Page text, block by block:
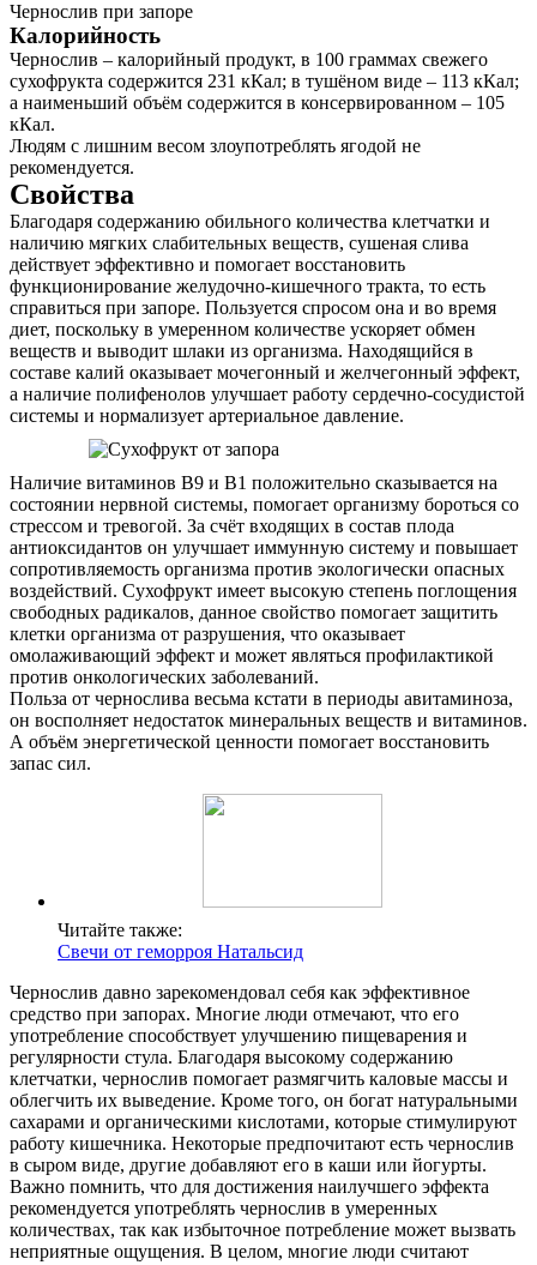
О нас
Услуги
Акции
Отзывы
Статьи
Контакты
Чернослив при запоре
Калорийность
Чернослив – калорийный продукт, в 100 граммах свежего
сухофрукта содержится 231 кКал; в тушёном виде – 113 кКал;
а наименьший объём содержится в консервированном – 105
кКал.
Людям с лишним весом злоупотреблять ягодой не
рекомендуется.
Свойства
Благодаря содержанию обильного количества клетчатки и
наличию мягких слабительных веществ, сушеная слива
действует эффективно и помогает восстановить
функционирование желудочно-кишечного тракта, то есть
справиться при запоре. Пользуется спросом она и во время
диет, поскольку в умеренном количестве ускоряет обмен
веществ и выводит шлаки из организма. Находящийся в
составе калий оказывает мочегонный и желчегонный эффект,
а наличие полифенолов улучшает работу сердечно-сосудистой
системы и нормализует артериальное давление.
Наличие витаминов В9 и В1 положительно сказывается на
состоянии нервной системы, помогает организму бороться со
стрессом и тревогой. За счёт входящих в состав плода
антиоксидантов он улучшает иммунную систему и повышает
сопротивляемость организма против экологически опасных
воздействий. Сухофрукт имеет высокую степень поглощения
свободных радикалов, данное свойство помогает защитить
клетки организма от разрушения, что оказывает
омолаживающий эффект и может являться профилактикой
против онкологических заболеваний.
Польза от чернослива весьма кстати в периоды авитаминоза,
он восполняет недостаток минеральных веществ и витаминов.
А объём энергетической ценности помогает восстановить
запас сил.
Читайте также:
Свечи от геморроя Натальсид
Чернослив давно зарекомендовал себя как эффективное
средство при запорах. Многие люди отмечают, что его
употребление способствует улучшению пищеварения и
регулярности стула. Благодаря высокому содержанию
клетчатки, чернослив помогает размягчить каловые массы и
облегчить их выведение. Кроме того, он богат натуральными
сахарами и органическими кислотами, которые стимулируют
работу кишечника. Некоторые предпочитают есть чернослив
в сыром виде, другие добавляют его в каши или йогурты.
Важно помнить, что для достижения наилучшего эффекта
рекомендуется употреблять чернослив в умеренных
количествах, так как избыточное потребление может вызвать
неприятные ощущения. В целом, многие люди считают